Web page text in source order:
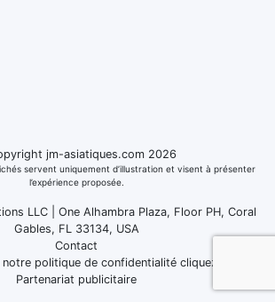
jm-asiatiques.com 2026
servent uniquement d’illustration et visent à présenter
l’expérience proposée.
LLC | One Alhambra Plaza, Floor PH, Coral
Gables, FL 33134, USA
Contact
politique de confidentialité cliquez
Partenariat publicitaire